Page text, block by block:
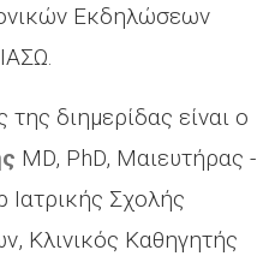
Εκδηλώσεων
διημερίδας είναι ο
MD, PhD, Μαιευτήρας -
Ιατρικής Σχολής
Κλινικός Καθηγητής